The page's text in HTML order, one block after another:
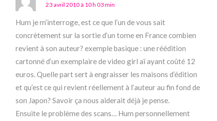
23 avril 2010 à 10 h 03 min
Hum je m’interroge, est ce que l’un de vous sait
concrètement sur la sortie d’un tome en France combien
revient à son auteur? exemple basique : une réédition
cartonné d’un exemplaire de video girl aï ayant coûté 12
euros. Quelle part sert à engraisser les maisons d’édition
et qu’est ce qui revient réellement à l’auteur au fin fond de
son Japon? Savoir ça nous aiderait déjà je pense.
Ensuite le problème des scans… Hum personnellement